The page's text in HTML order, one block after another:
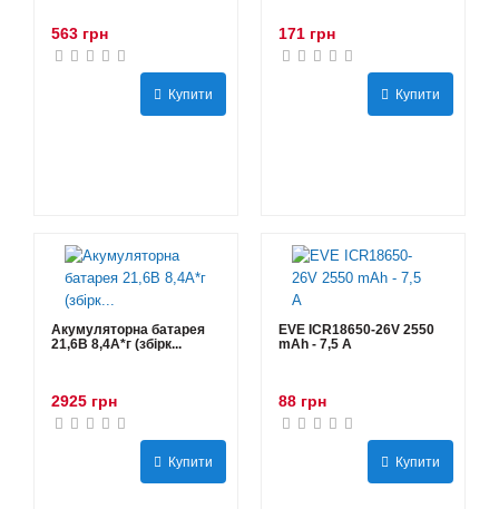
563 грн
Купити
171 грн
Купити
Акумуляторна батарея
21,6В 8,4A*г (збірк...
2925 грн
Купити
EVE ICR18650-26V 2550
mAh - 7,5 А
88 грн
Купити